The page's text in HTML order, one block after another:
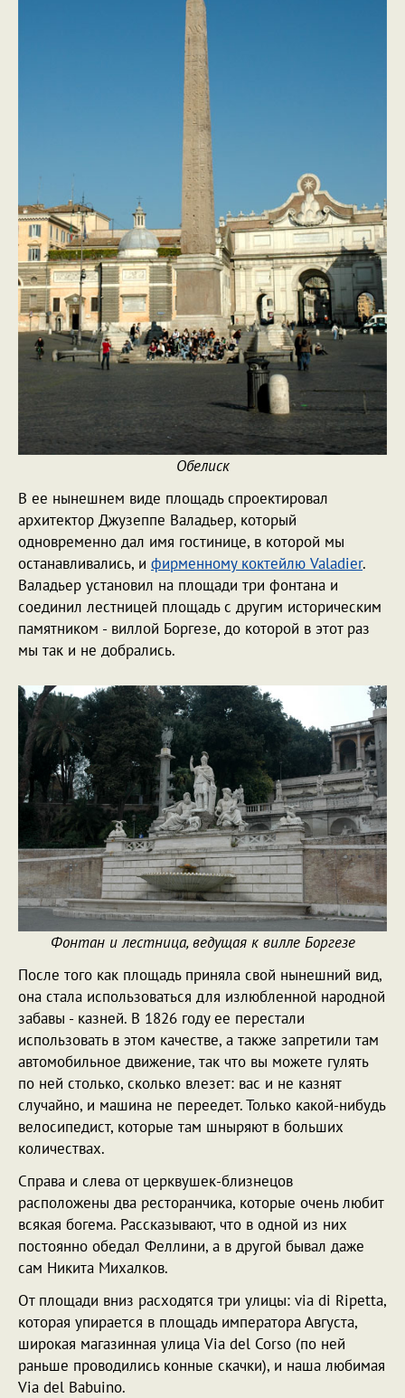
Обелиск
В ее нынешнем виде площадь спроектировал
архитектор Джузеппе Валадьер, который
одновременно дал имя гостинице, в которой мы
останавливались, и фирменному коктейлю Valadier.
Валадьер установил на площади три фонтана и
соединил лестницей площадь с другим историческим
памятником - виллой Боргезе, до которой в этот раз
мы так и не добрались.
Фонтан и лестница, ведущая к вилле Боргезе
После того как площадь приняла свой нынешний вид,
она стала использоваться для излюбленной народной
забавы - казней. В 1826 году ее перестали
использовать в этом качестве, а также запретили там
автомобильное движение, так что вы можете гулять
по ней столько, сколько влезет: вас и не казнят
случайно, и машина не переедет. Только какой-нибудь
велосипедист, которые там шныряют в больших
количествах.
Справа и слева от церквушек-близнецов
расположены два ресторанчика, которые очень любит
всякая богема. Рассказывают, что в одной из них
постоянно обедал Феллини, а в другой бывал даже
сам Никита Михалков.
От площади вниз расходятся три улицы: via di Ripetta,
которая упирается в площадь императора Августа,
широкая магазинная улица Via del Corso (по ней
раньше проводились конные скачки), и наша любимая
Via del Babuino.